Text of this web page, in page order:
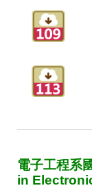
電子工程系
in